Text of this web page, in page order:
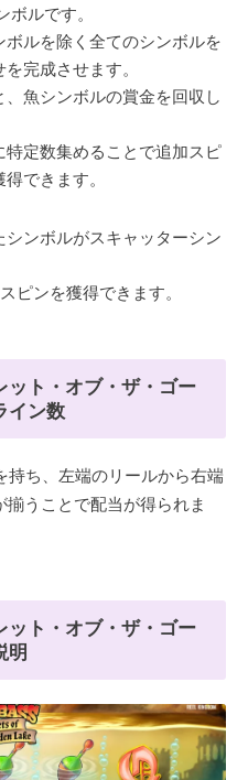
ルです。
ルを除く全てのシンボルを
完成させます。
魚シンボルの賞金を回収し
定数集めることで追加スピ
できます。
ンボルがスキャッターシン
ピンを獲得できます。
ット・オブ・ザ・ゴー
イン数
持ち、左端のリールから右端
うことで配当が得られま
ット・オブ・ザ・ゴー
明